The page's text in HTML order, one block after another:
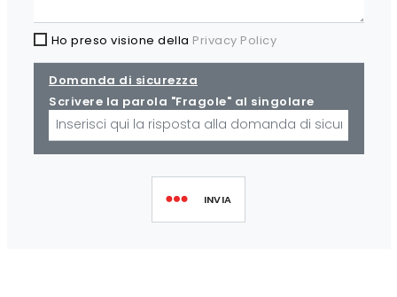
Ho preso visione della Privacy Policy
Domanda di sicurezza
Scrivere la parola "Fragole" al singolare
INVIA